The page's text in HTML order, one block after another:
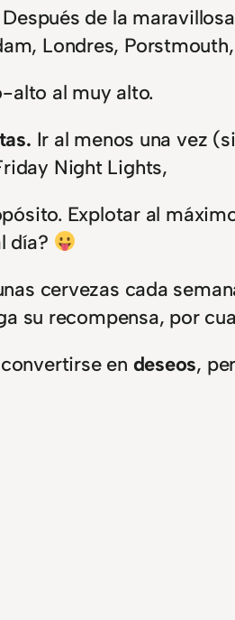
Después de la
Londres,
alto al muy alto.
Ir al menos una vez
Night Lights,
Explotar al
día?
cervezas cada
su recompensa, por
en deseos,